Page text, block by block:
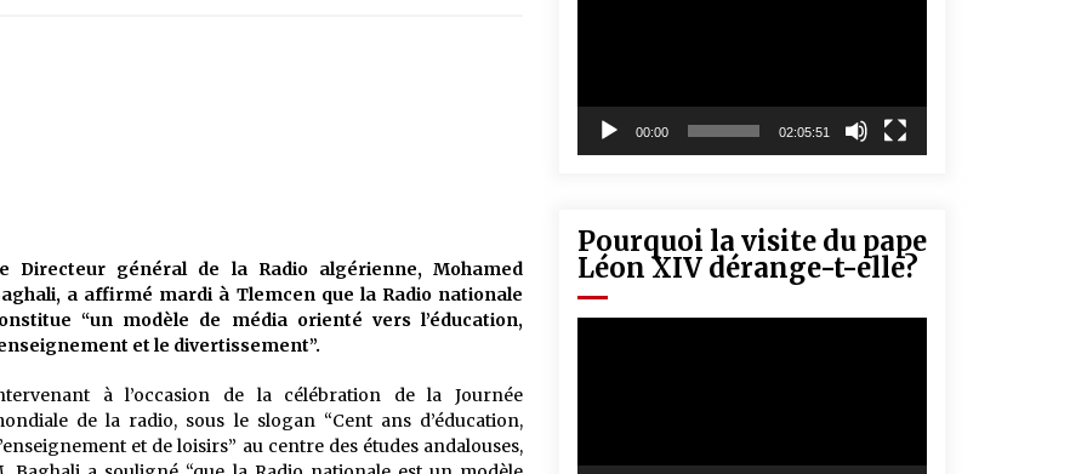
Directeur général de la Radio algérienne, Mohamed
a affirmé mardi à Tlemcen que la Radio nationale
“un modèle de média orienté vers l’éducation,
et le divertissement”.
à l’occasion de la célébration de la Journée
de la radio, sous le slogan “Cent ans d’éducation,
et de loisirs” au centre des études andalouses,
00:00 02:05:51
Pourquoi la visite du pape
Léon XIV dérange-t-elle?